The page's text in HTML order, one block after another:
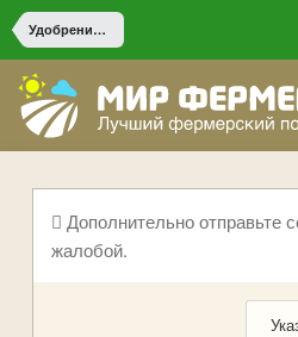
Удобрения и агрохимия
Дополнительно отправьте
жалобой.